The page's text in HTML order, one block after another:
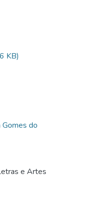
KB)
do
e Artes